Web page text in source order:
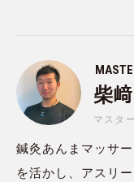
柴
マスタ
鍼灸あんまマッサ
を活かし、アスリ